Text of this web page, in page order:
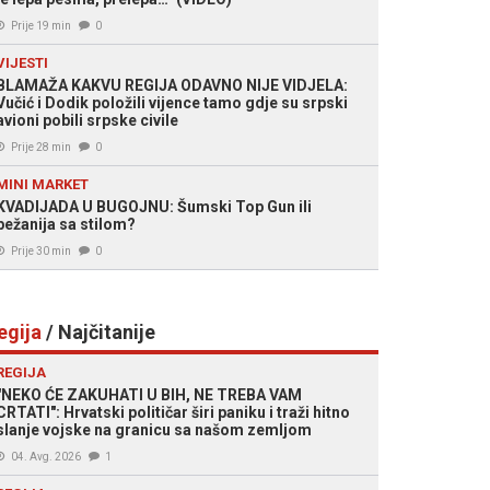
Prije 19 min 0
KAKVU REGIJA ODAVNO NIJE VIDJELA:
i Dodik položili vijence tamo gdje su srpski
pobili srpske civile
Prije 28 min 0
MARKET
U BUGOJNU: Šumski Top Gun ili
sa stilom?
Prije 30 min 0
/ Najčitanije
ĆE ZAKUHATI U BIH, NE TREBA VAM
Hrvatski političar širi paniku i traži hitno
vojske na granicu sa našom zemljom
04. Avg. 2026 1